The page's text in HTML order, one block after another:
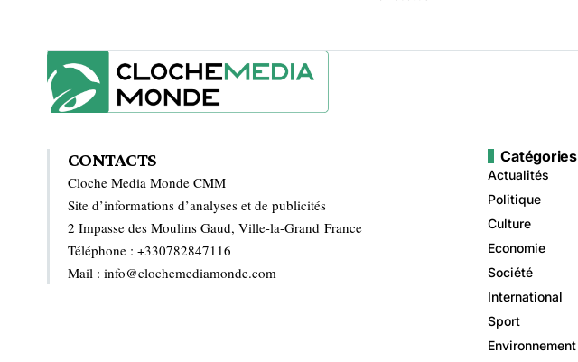
CONTACTS
Cloche Media Monde CMM
Site d’informations d’analyses et de publicités
2 Impasse des Moulins Gaud, Ville-la-Grand France
Téléphone : +330782847116
Mail : info@clochemediamonde.com
Catégories
Actualités
Politique
Culture
Economie
Société
International
Sport
Environnement